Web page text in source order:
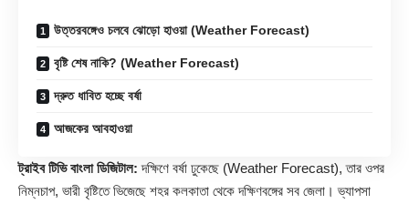
উত্তরবঙ্গেও চলবে ঝোড়ো হাওয়া (Weather Forecast)
বৃষ্টি শেষ নাকি? (Weather Forecast)
দ্রুত ধাবিত হচ্ছে বর্ষা
আজকের আবহাওয়া
ট্রাইব টিভি বাংলা ডিজিটাল: দক্ষিণে বর্ষা ঢুকেছে (Weather Forecast), তার ওপর
নিম্নচাপ, ভারী বৃষ্টিতে ভিজেছে শহর কলকাতা থেকে দক্ষিণবঙ্গের সব জেলা। ভ্যাপসা